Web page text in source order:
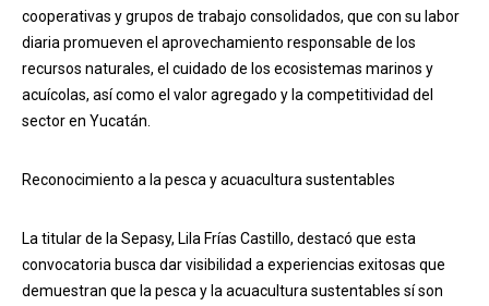
cooperativas y grupos de trabajo consolidados, que con su labor
diaria promueven el aprovechamiento responsable de los
recursos naturales, el cuidado de los ecosistemas marinos y
acuícolas, así como el valor agregado y la competitividad del
sector en Yucatán.
Reconocimiento a la pesca y acuacultura sustentables
La titular de la Sepasy, Lila Frías Castillo, destacó que esta
convocatoria busca dar visibilidad a experiencias exitosas que
demuestran que la pesca y la acuacultura sustentables sí son